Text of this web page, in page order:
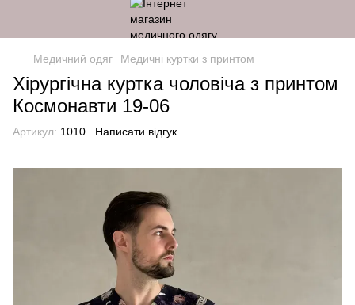
Медичний одяг Медичні куртки з принтом
Хірургічна куртка чоловіча з принтом
Космонавти 19-06
Артикул: 1010 Написати відгук